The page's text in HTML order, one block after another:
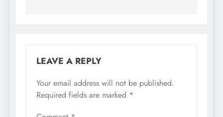
LEAVE A REPLY
Your email address will not be published.
Required fields are marked *